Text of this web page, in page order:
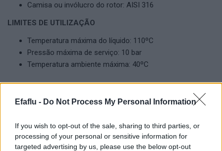
Efaflu - Do Not Process My Personal Information
If you wish to opt-out of the sale, sharing to third parties, or
processing of your personal or sensitive information for
targeted advertising by us, please use the below opt-out
Camisa ou invólucro do rotor: AISI 316
LIMITES DE UTILIZAÇÃO
Temperatura máxima do líquido: 110ºC
Pressão máxima de serviço: 10 bar
Temperatura ambiente máxima: 40ºC
Produtos Complementares